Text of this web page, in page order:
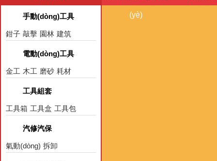
手動(dòng)工具
鉗子 敲擊 園林 建筑
電動(dòng)工具
金工 木工 磨砂 耗材
工具組套
工具箱 工具盒 工具包
汽修汽保
氣動(dòng) 拆卸
(yè)